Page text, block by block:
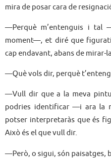
mira de posar cara de
—Perquè m’entenguis i tal
moment—, et diré que
cap endavant, abans de mirar-
—Què vols dir, perquè
—Vull dir que a la meva
podries identificar —i ara la
potser interpretaràs que és
Això és el que vull dir.
—Però, o sigui, són paisatges,